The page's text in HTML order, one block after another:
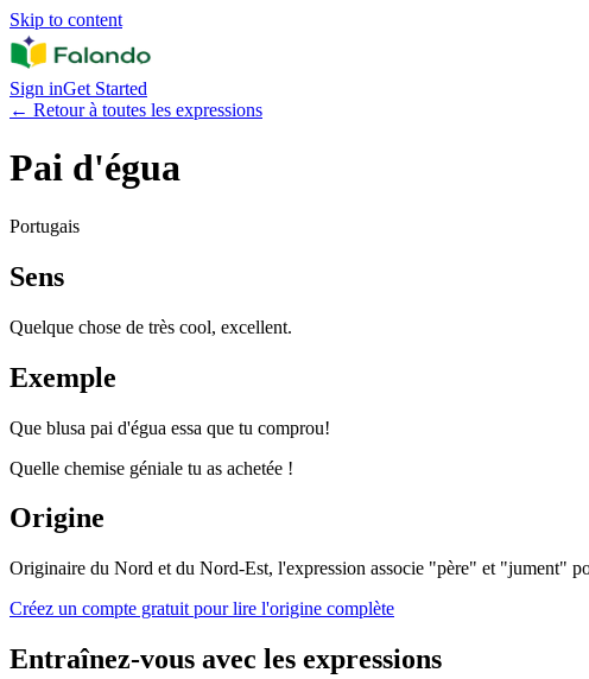
Skip to content
Sign inGet Started
← Retour à toutes les expressions
Pai d'égua
Portugais
Sens
Quelque chose de très cool, excellent.
Exemple
Que blusa pai d'égua essa que tu comprou!
Quelle chemise géniale tu as achetée !
Origine
Originaire du Nord et du Nord-Est, l'expression associe "père" et "jument"
Créez un compte gratuit pour lire l'origine complète
Entraînez-vous avec les expressions